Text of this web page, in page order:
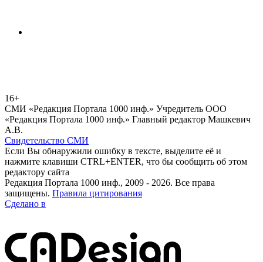
16+
СМИ «Редакция Портала 1000 инф.» Учредитель ООО
«Редакция Портала 1000 инф.» Главный редактор Машкевич
А.В.
Свидетельство СМИ
Если Вы обнаружили ошибку в тексте, выделите её и
нажмите клавиши CTRL+ENTER, что бы сообщить об этом
редактору сайта
Редакция Портала 1000 инф., 2009 - 2026. Все права
защищены. Правила цитирования
Сделано в